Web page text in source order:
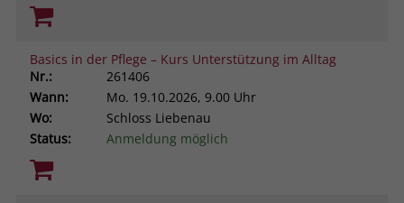
Basics in der Pflege – Kurs Unterstützung im Alltag
Nr.:
261406
Wann:
Mo. 19.10.2026, 9.00 Uhr
Wo:
Schloss Liebenau
Status:
Anmeldung möglich